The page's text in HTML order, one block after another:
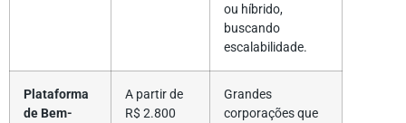
ou híbrido,
buscando
escalabilidade.
Plataforma
de Bem-
A partir de
R$ 2.800
Grandes
corporações que